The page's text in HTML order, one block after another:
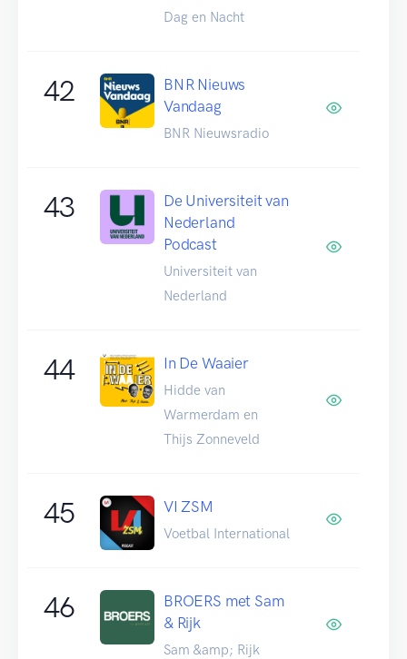
Dag en Nacht
42
BNR Nieuws
Vandaag
BNR Nieuwsradio
43
De Universiteit van
Nederland
Podcast
Universiteit van
Nederland
44 In De Waaier
Hidde van
Warmerdam en
Thijs Zonneveld
45 VI ZSM
Voetbal International
46
BROERS met Sam
& Rijk
Sam &amp; Rijk